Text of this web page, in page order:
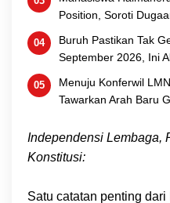
Position, Soroti
Buruh Pastikan Tak
September 2026, Ini
Menuju Konferwil
Tawarkan Arah Baru
Independensi Lembaga,
Konstitusi:
Satu catatan penting